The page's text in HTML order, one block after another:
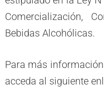
Comercialización,
Bebidas Alcohólicas.
Para más
acceda al siguiente